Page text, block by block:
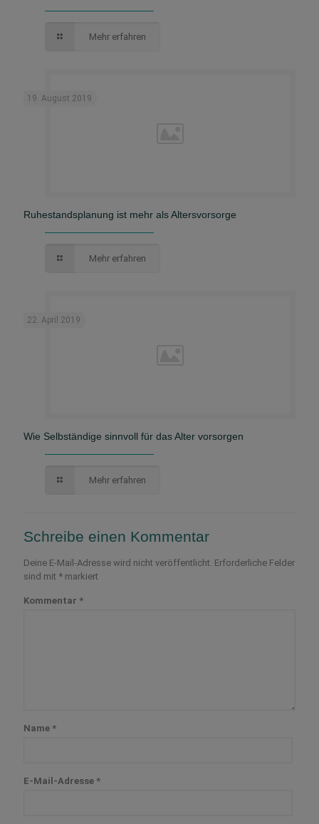
Mehr erfahren
19. August 2019
Ruhestandsplanung ist mehr als Altersvorsorge
Mehr erfahren
22. April 2019
Wie Selbständige sinnvoll für das Alter vorsorgen
Mehr erfahren
Schreibe einen Kommentar
Deine E-Mail-Adresse wird nicht veröffentlicht. Erforderliche Felder
sind mit * markiert
Kommentar *
Name *
E-Mail-Adresse *